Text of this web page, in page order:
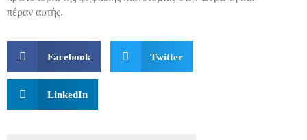
πέραν αυτής.
Facebook Twitter
LinkedIn